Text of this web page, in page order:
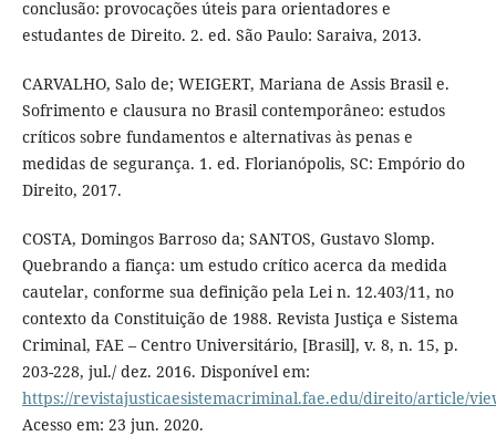
conclusão: provocações úteis para orientadores e
estudantes de Direito. 2. ed. São Paulo: Saraiva, 2013.
CARVALHO, Salo de; WEIGERT, Mariana de Assis Brasil e.
Sofrimento e clausura no Brasil contemporâneo: estudos
críticos sobre fundamentos e alternativas às penas e
medidas de segurança. 1. ed. Florianópolis, SC: Empório do
Direito, 2017.
COSTA, Domingos Barroso da; SANTOS, Gustavo Slomp.
Quebrando a fiança: um estudo crítico acerca da medida
cautelar, conforme sua definição pela Lei n. 12.403/11, no
contexto da Constituição de 1988. Revista Justiça e Sistema
Criminal, FAE – Centro Universitário, [Brasil], v. 8, n. 15, p.
203-228, jul./ dez. 2016. Disponível em:
https://revistajusticaesistemacriminal.fae.edu/direito/article/
Acesso em: 23 jun. 2020.